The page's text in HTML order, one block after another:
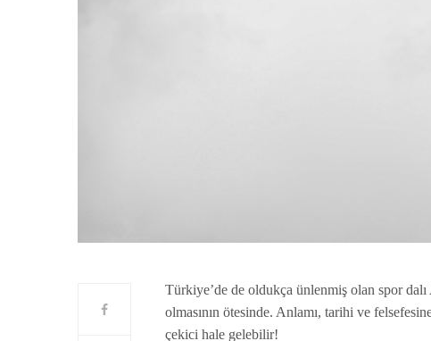
Türkiye’de de oldukça ünlenmiş olan spor
olmasının ötesinde. Anlamı, tarihi ve
çekici hale gelebilir!